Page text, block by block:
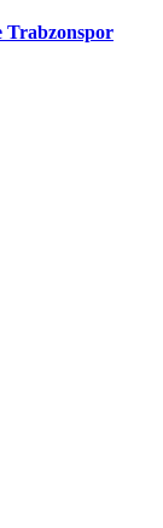
Trabzonspor